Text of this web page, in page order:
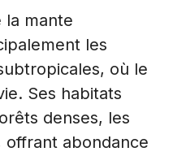
la mante
les
où le
Ses habitats
denses, les
offrant abondance